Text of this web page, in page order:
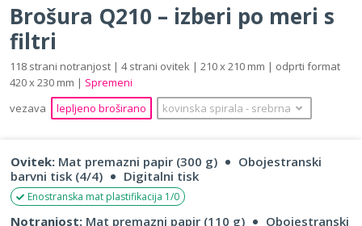
Brošura Q210 – izberi po meri s
filtri
118 strani notranjost | 4 strani ovitek | 210 x 210 mm | odprti format
420 x 230 mm | Spremeni
vezava
lepljeno broširano kovinska spirala ‐ srebrna
Ovitek: Mat premazni papir (300 g)
Obojestranski
barvni tisk (4/4)
Digitalni tisk
Enostranska mat plastifikacija 1/0
Notranjost: Mat premazni papir (110 g)
Obojestranski